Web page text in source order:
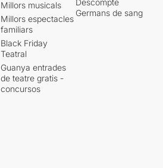
Millors musicals
Millors espectacles
familiars
Black Friday
Teatral
Guanya entrades
de teatre gratis -
concursos
Germans de sang